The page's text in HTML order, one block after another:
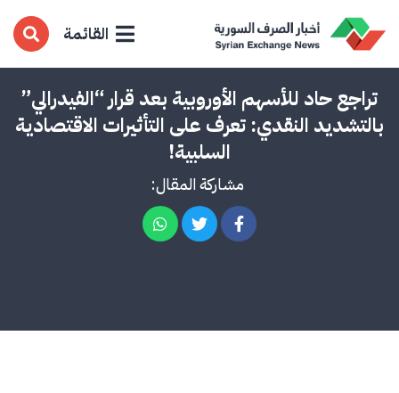
القائمة
تراجع حاد للأسهم الأوروبية بعد قرار “الفيدرالي”
بالتشديد النقدي: تعرف على التأثيرات الاقتصادية
السلبية!
مشاركة المقال: